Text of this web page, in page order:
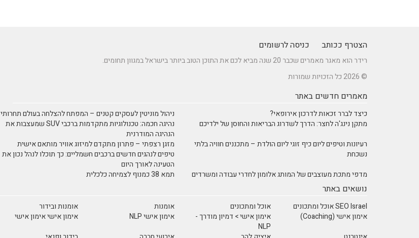
הצטרף ככותב כניסה לרשומים
רידר הוא מאגר מאמרים שכבר 20 שנה מביא לכם את התוכן הטוב ביותר בישראל במגוון תחומים.
© 2026 כל הזכויות שמורות
מאמרים חדשים באתר
כיצד לברר זכאות לדרכון אירופאי?
ניהול מוניטין לעסקים קטנים – המפתח להצלחה בעולם תחרותי
מתקן נינג'ה לחצר: הדרך לשדרוג הבריאות והחוסן של ילדיכם
נהיגה חכמה: טכנולוגיות מתקדמות ברכבי SUV שמעצבות את
הנהיגה המודרנית
רעיונות וטיפים ליום כיף זוגי ליום הולדת – מתכננים חוויה בלתי
נשכחת
מזגן רצפתי – פתרון מתקדם למיזוג אוויר מותאם אישית
טיפים לנהגים חדשים ברכבים חשמליים: כך תוכלו לנהל נכון את
הטעינה לאורך היום
מדפי מתכת מעוצבים של המותג אלומון לחדרי עבודה ומשרדים
תמא 38 כמנוף לצמיחה כלכלית
נושאים באתר
SEO Israel אוכל ומתכונים אוכל ומתכונים אומנות אומנות ובידור
אימון אישי (Coaching)
אימון אישי > דמיון מודרך -
NLP
אימון אישי NLP אימון אישי אימון אישי